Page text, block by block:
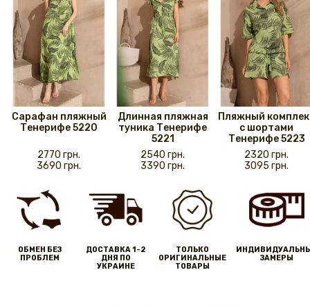
Сарафан пляжный
Тенерифе 5220
2770 грн.
3690 грн.
Длинная пляжная
туника Тенерифе
5221
2540 грн.
3390 грн.
Пляжный
с шортами
Тенерифе 5223
2320 грн.
3095 грн.
ОБМЕН БЕЗ
ПРОБЛЕМ
ДОСТАВКА 1-2
ДНЯ ПО
УКРАИНЕ
ТОЛЬКО
ОРИГИНАЛЬНЫЕ
ТОВАРЫ
ЗАМЕРЫ